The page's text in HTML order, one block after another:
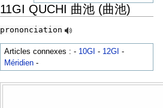
11GI QUCHI 曲池 (曲池)
prononciation
Articles connexes : - 10GI - 12GI -
Méridien -